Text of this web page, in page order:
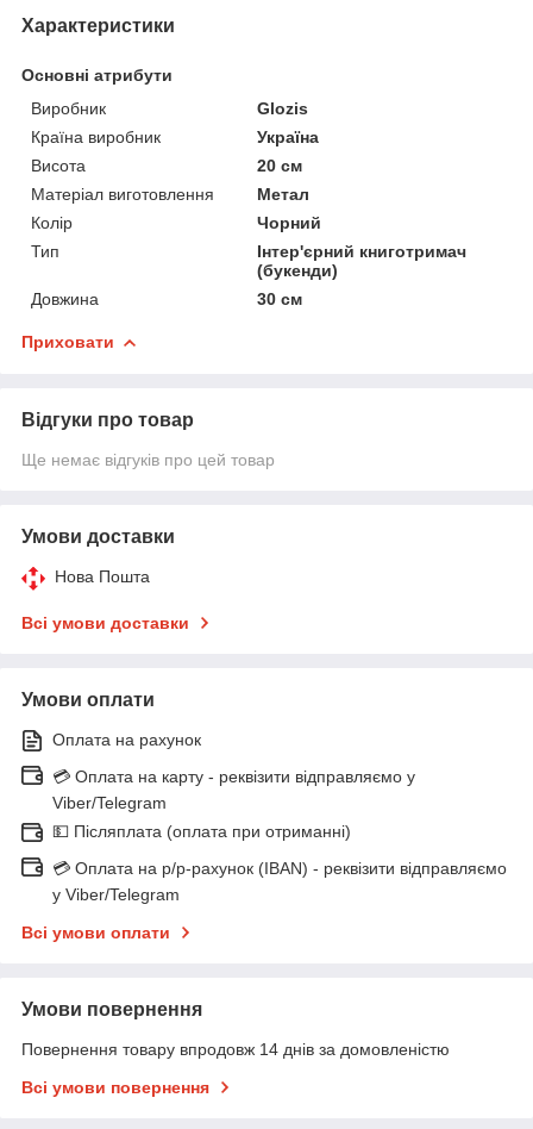
Характеристики
Основні атрибути
Виробник
Glozis
Країна виробник
Україна
Висота
20 см
Матеріал виготовлення
Метал
Колір
Чорний
Тип
Інтер'єрний книготримач
(букенди)
Довжина
30 см
Приховати
Відгуки про товар
Ще немає відгуків про цей товар
Умови доставки
Нова Пошта
Всі умови доставки
Умови оплати
Оплата на рахунок
💳 Оплата на карту - реквізити відправляємо у
Viber/Telegram
💵 Післяплата (оплата при отриманні)
💳 Оплата на р/р-рахунок (IBAN) - реквізити відправляємо
у Viber/Telegram
Всі умови оплати
Умови повернення
Повернення товару впродовж 14 днів за домовленістю
Всі умови повернення